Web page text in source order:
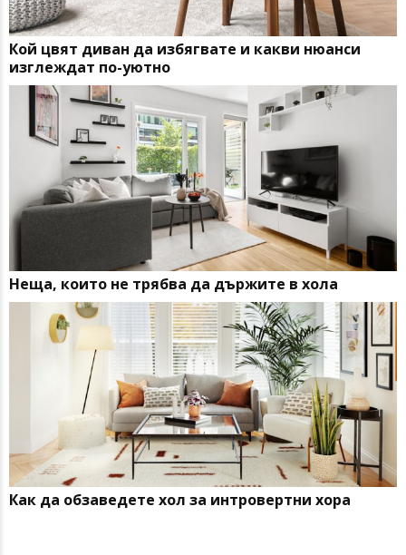
Кой цвят диван да избягвате и какви нюанси
изглеждат по-уютно
Неща, които не трябва да държите в хола
Как да обзаведете хол за интровертни хора